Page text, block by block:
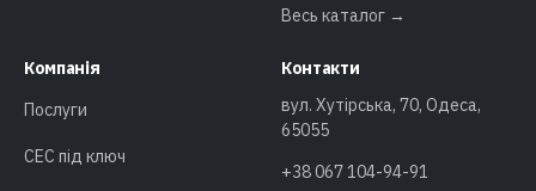
Весь каталог →
Компанія
Послуги
СЕС під ключ
Контакти
вул. Хутірська, 70, Одеса,
65055
+38 067 104-94-91